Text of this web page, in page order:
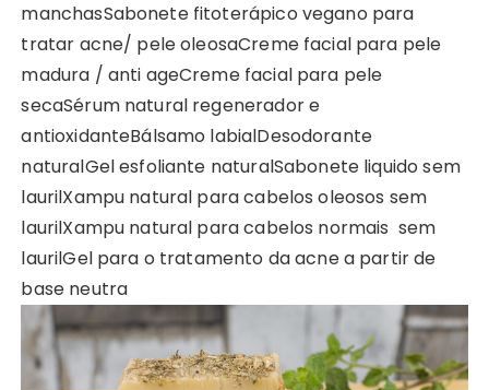
manchasSabonete fitoterápico vegano para
tratar acne/ pele oleosaCreme facial para pele
madura / anti ageCreme facial para pele
secaSérum natural regenerador e
antioxidanteBálsamo labialDesodorante
naturalGel esfoliante naturalSabonete liquido sem
laurilXampu natural para cabelos oleosos sem
laurilXampu natural para cabelos normais sem
laurilGel para o tratamento da acne a partir de
base neutra